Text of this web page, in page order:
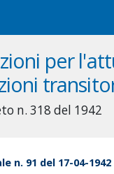
per
n. 318 del 1942
n. 91 del 17-04-